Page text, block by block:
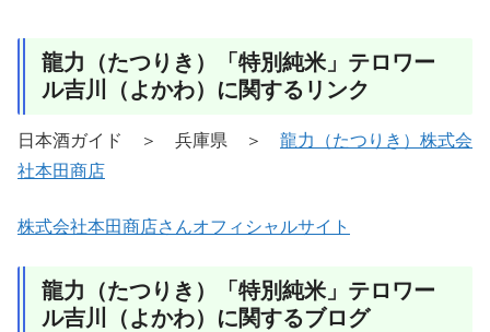
龍力（たつりき）「特別純米」テロワー
ル吉川（よかわ）に関するリンク
日本酒ガイド ＞ 兵庫県 ＞ 龍力（たつりき）株式会
社本田商店
株式会社本田商店さんオフィシャルサイト
龍力（たつりき）「特別純米」テロワー
ル吉川（よかわ）に関するブログ